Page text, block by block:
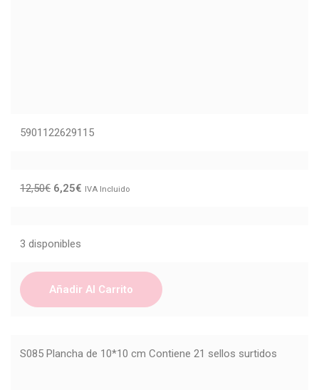
5901122629115
12,50€ 6,25€ IVA Incluido
3 disponibles
Añadir Al Carrito
S085 Plancha de 10*10 cm Contiene 21 sellos surtidos